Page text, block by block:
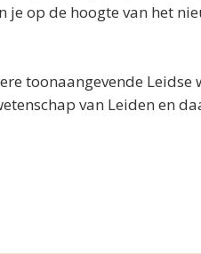
op de hoogte van het
toonaangevende Leidse
van Leiden en